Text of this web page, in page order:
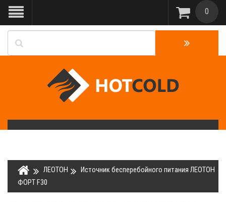
0
ЛЕОТОН
Источник бесперебойного питания ЛЕОТОН
ФОРТ F30